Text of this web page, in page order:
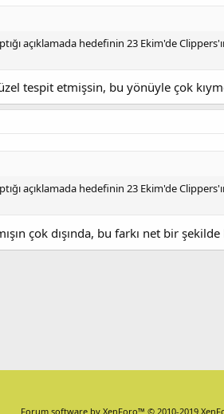
açıklamada hedefinin 23 Ekim'de
tespit etmişsin, bu yönüyle çok
açıklamada hedefinin 23 Ekim'de
çok dışında, bu farkı net bir
Forum software by XenForo™ © 2010-2019